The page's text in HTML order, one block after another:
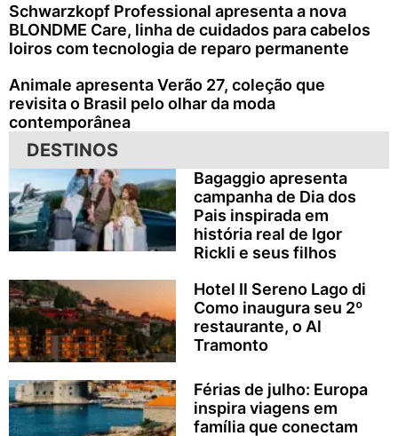
Schwarzkopf Professional apresenta a nova
BLONDME Care, linha de cuidados para cabelos
loiros com tecnologia de reparo permanente
Animale apresenta Verão 27, coleção que
revisita o Brasil pelo olhar da moda
contemporânea
DESTINOS
Bagaggio apresenta
campanha de Dia dos
Pais inspirada em
história real de Igor
Rickli e seus filhos
Hotel Il Sereno Lago di
Como inaugura seu 2º
restaurante, o Al
Tramonto
Férias de julho: Europa
inspira viagens em
família que conectam